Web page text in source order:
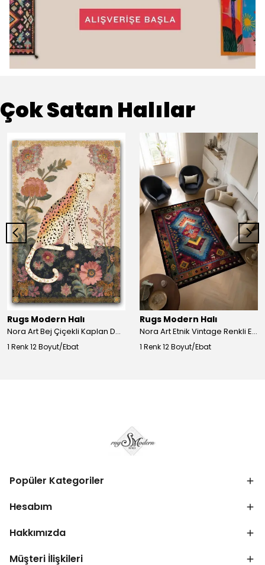
Çok Satan Halılar
Rugs Modern Halı
Nora Art Bej Çiçekli Kaplan Desenli Dokuma Taban Dekoratif Salon Halısı 61
1 Renk 12 Boyut/Ebat
Rugs Modern Halı
Nora Art Etnik Vintage Renkli Eskitme Dokuma Taban Dekoratif Salon Halısı 63
1 Renk 12 Boyut/Ebat
Popüler Kategoriler
Hesabım
Hakkımızda
Müşteri İlişkileri